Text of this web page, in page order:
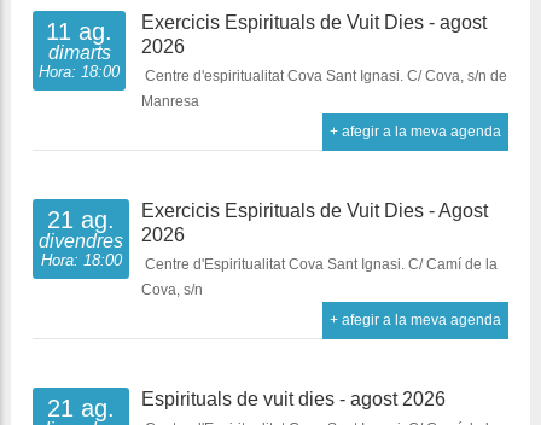
11 ag.
dimarts
Hora: 18:00
Exercicis Espirituals de Vuit Dies - agost
2026
Centre d'espiritualitat Cova Sant Ignasi. C/ Cova, s/n de
Manresa
+ afegir a la meva agenda
21 ag.
divendres
Hora: 18:00
Exercicis Espirituals de Vuit Dies - Agost
2026
Centre d'Espiritualitat Cova Sant Ignasi. C/ Camí de la
Cova, s/n
+ afegir a la meva agenda
21 ag. Espirituals de vuit dies - agost 2026